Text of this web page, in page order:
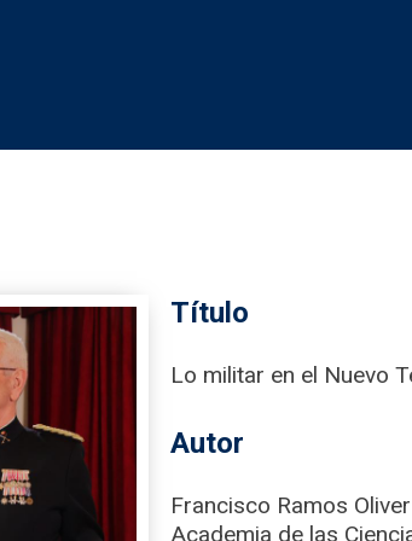
Título
Lo militar en el Nuevo
Autor
Francisco Ramos Oliver
Academia de las